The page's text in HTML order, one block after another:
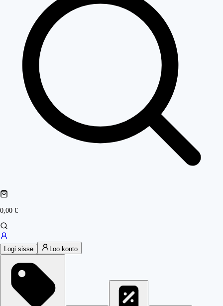
0,00 €
Logi sisse Loo konto